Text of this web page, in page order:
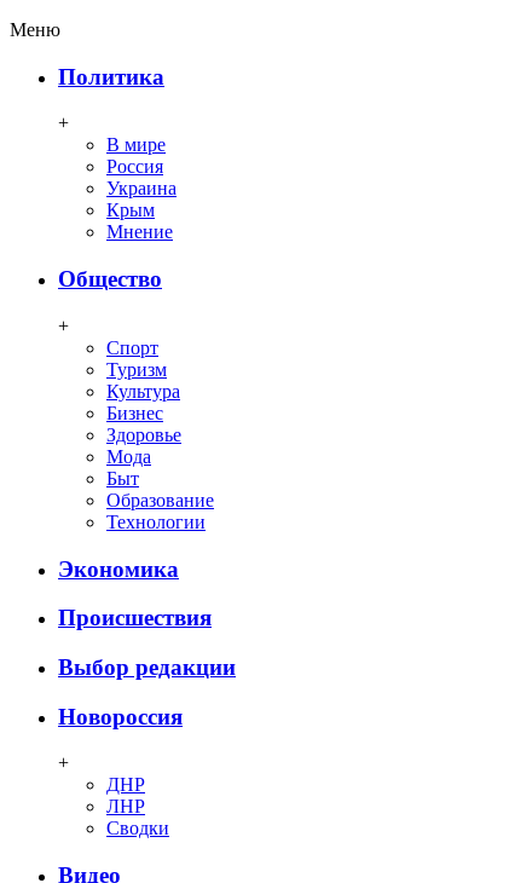
Меню
Политика
+
В мире
Россия
Украина
Крым
Мнение
Общество
+
Спорт
Туризм
Культура
Бизнес
Здоровье
Мода
Быт
Образование
Технологии
Экономика
Происшествия
Выбор редакции
Новороссия
+
ДНР
ЛНР
Сводки
Видео